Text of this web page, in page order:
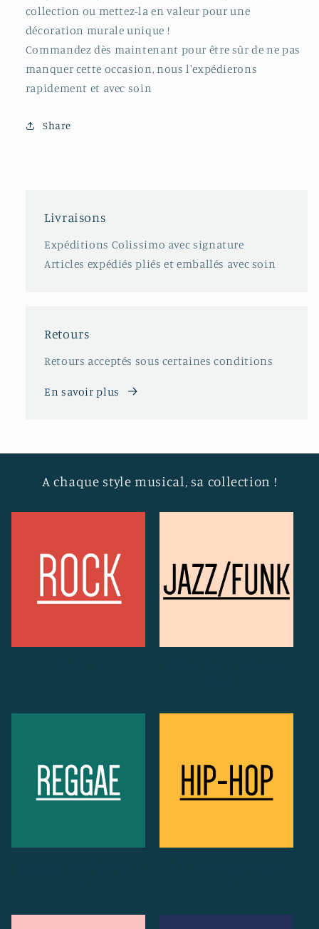
collection ou mettez-la en valeur pour une
décoration murale unique !
Commandez dès maintenant pour être sûr de ne pas
manquer cette occasion, nous l'expédierons
rapidement et avec soin
Share
Livraisons
Expéditions Colissimo avec signature
Articles expédiés pliés et emballés avec soin
Retours
Retours acceptés sous certaines conditions
En savoir plus
A chaque style musical, sa collection !